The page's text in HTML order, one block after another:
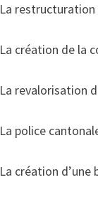
La restructuration
La création de la
La revalorisation
La police
La création